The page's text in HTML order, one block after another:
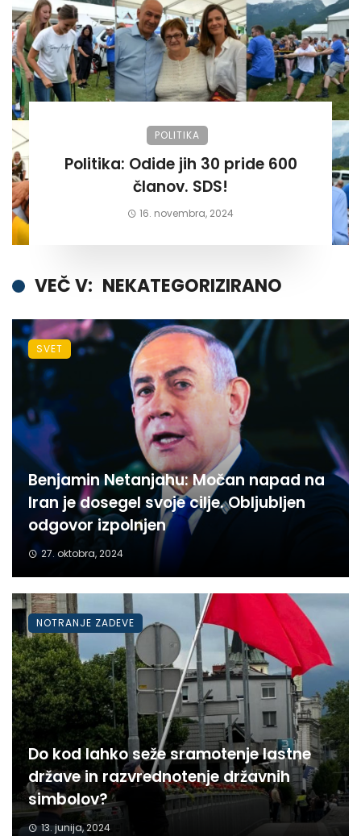
POLITIKA
Politika: Odide jih 30 pride 600
članov. SDS!
16. novembra, 2024
VEČ V: NEKATEGORIZIRANO
Benjamin Netanjahu: Močan napad na
Iran je dosegel svoje cilje. Obljubljen
odgovor izpolnjen
27. oktobra, 2024
SVET
Do kod lahko seže sramotenje lastne
države in razvrednotenje državnih
simbolov?
13. junija, 2024
NOTRANJE ZADEVE